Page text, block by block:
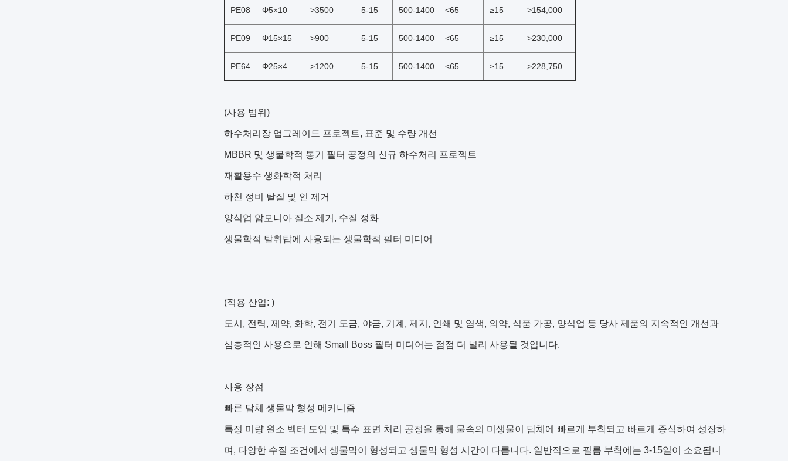
PE08 Φ5×10 >3500 5-15 500-1400 <65 ≥15 >154,000
PE09 Φ15×15 >900 5-15 500-1400 <65 ≥15 >230,000
PE64 Φ25×4 >1200 5-15 500-1400 <65 ≥15 >228,750
(사용 범위)
하수처리장 업그레이드 프로젝트, 표준 및 수량 개선
MBBR 및 생물학적 통기 필터 공정의 신규 하수처리 프로젝트
재활용수 생화학적 처리
하천 정비 탈질 및 인 제거
양식업 암모니아 질소 제거, 수질 정화
생물학적 탈취탑에 사용되는 생물학적 필터 미디어
(적용 산업: )
도시, 전력, 제약, 화학, 전기 도금, 야금, 기계, 제지, 인쇄 및 염색, 의약, 식품 가공, 양식업 등 당사 제품의 지속적인 개선과
심층적인 사용으로 인해 Small Boss 필터 미디어는 점점 더 널리 사용될 것입니다.
사용 장점
빠른 담체 생물막 형성 메커니즘
특정 미량 원소 벡터 도입 및 특수 표면 처리 공정을 통해 물속의 미생물이 담체에 빠르게 부착되고 빠르게 증식하여 성장하
며, 다양한 수질 조건에서 생물막이 형성되고 생물막 형성 시간이 다릅니다. 일반적으로 필름 부착에는 3-15일이 소요됩니